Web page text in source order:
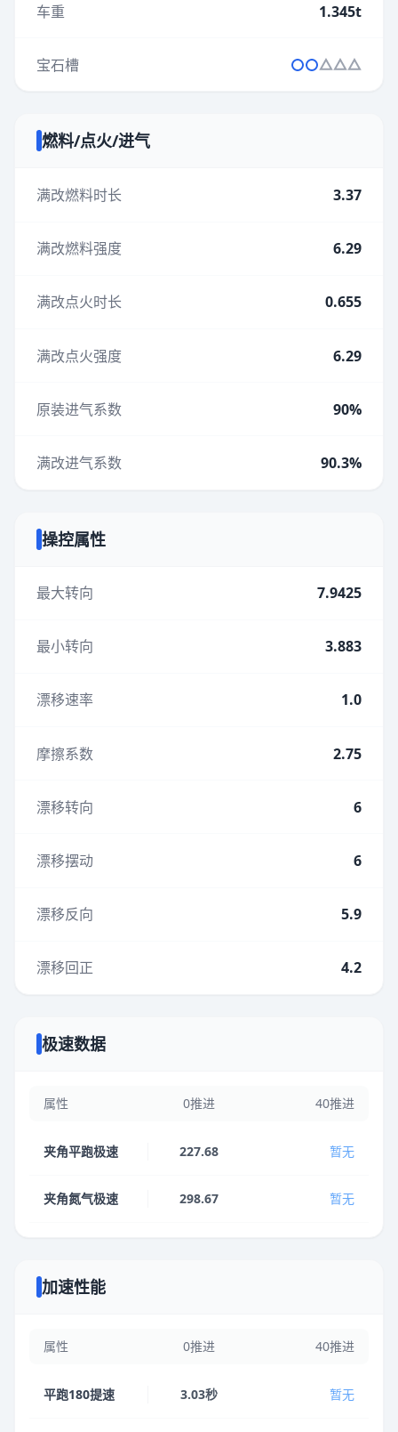
车重 1.345t
宝石槽
燃料/点火/进气
满改燃料时长 3.37
满改燃料强度 6.29
满改点火时长 0.655
满改点火强度 6.29
原装进气系数 90%
满改进气系数 90.3%
操控属性
最大转向 7.9425
最小转向 3.883
漂移速率 1.0
摩擦系数 2.75
漂移转向 6
漂移摆动 6
漂移反向 5.9
漂移回正 4.2
极速数据
属性 0推进 40推进
夹角平跑极速 227.68 暂无
夹角氮气极速 298.67 暂无
加速性能
属性 0推进 40推进
平跑180提速 3.03秒 暂无